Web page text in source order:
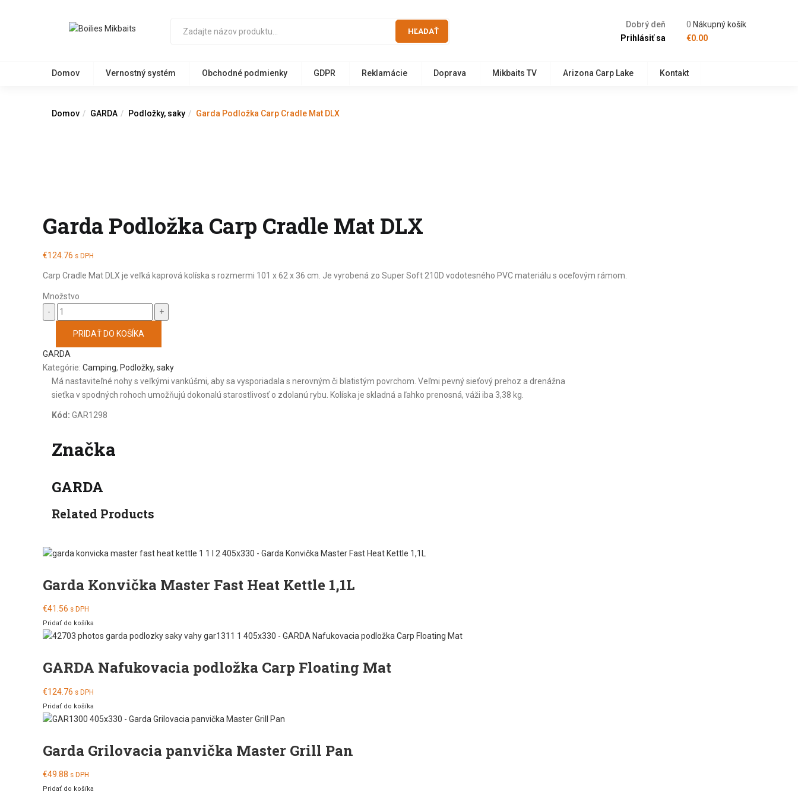
HĽADAŤ
Dobrý deň
Prihlásiť sa
0 Nákupný košík
€0.00
Domov Vernostný systém Obchodné podmienky GDPR Reklamácie Doprava Mikbaits TV Arizona Carp Lake Kontakt
Domov GARDA Podložky, saky Garda Podložka Carp Cradle Mat DLX
Garda Podložka Carp Cradle Mat DLX
€124.76 s DPH
Carp Cradle Mat DLX je veľká kaprová kolíska s rozmermi 101 x 62 x 36 cm. Je vyrobená zo Super Soft 210D vodotesného PVC materiálu s oceľovým rámom.
Množstvo
Množstvo
PRIDAŤ DO KOŠÍKA
GARDA
Kategórie: Camping, Podložky, saky
Má nastaviteľné nohy s veľkými vankúšmi, aby sa vysporiadala s nerovným či blatistým povrchom. Veľmi pevný sieťový prehoz a drenážna
sieťka v spodných rohoch umožňujú dokonalú starostlivosť o zdolanú rybu. Kolíska je skladná a ľahko prenosná, váži iba 3,38 kg.
Kód: GAR1298
Značka
GARDA
Related Products
Garda Konvička Master Fast Heat Kettle 1,1L
€41.56 s DPH
Pridať do košíka
GARDA Nafukovacia podložka Carp Floating Mat
€124.76 s DPH
Pridať do košíka
Garda Grilovacia panvička Master Grill Pan
€49.88 s DPH
Pridať do košíka